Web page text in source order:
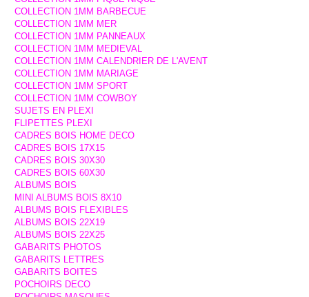
COLLECTION 1MM BARBECUE
COLLECTION 1MM MER
COLLECTION 1MM PANNEAUX
COLLECTION 1MM MEDIEVAL
COLLECTION 1MM CALENDRIER DE L'AVENT
COLLECTION 1MM MARIAGE
COLLECTION 1MM SPORT
COLLECTION 1MM COWBOY
SUJETS EN PLEXI
FLIPETTES PLEXI
CADRES BOIS HOME DECO
CADRES BOIS 17X15
CADRES BOIS 30X30
CADRES BOIS 60X30
ALBUMS BOIS
MINI ALBUMS BOIS 8X10
ALBUMS BOIS FLEXIBLES
ALBUMS BOIS 22X19
ALBUMS BOIS 22X25
GABARITS PHOTOS
GABARITS LETTRES
GABARITS BOITES
POCHOIRS DECO